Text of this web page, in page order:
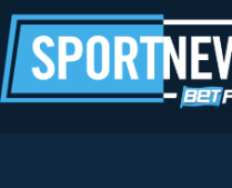
al
contenuto